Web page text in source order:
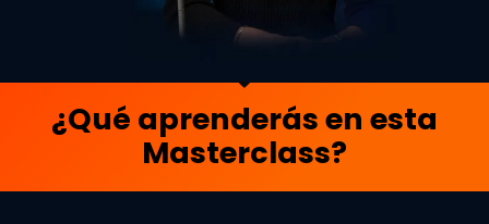
¿Qué aprenderás en esta
Masterclass?